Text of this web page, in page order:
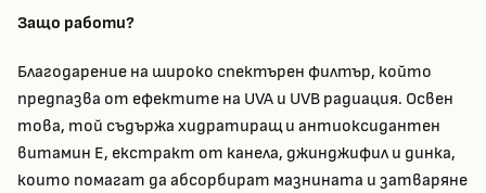
Защо работи?
Благодарение на широко спектърен филтър, който
предпазва от ефектите на UVA и UVB радиация. Освен
това, той съдържа хидратиращ и антиоксидантен
витамин Е, екстракт от канела, джинджифил и динка,
които помагат да абсорбират мазнината и затваряне